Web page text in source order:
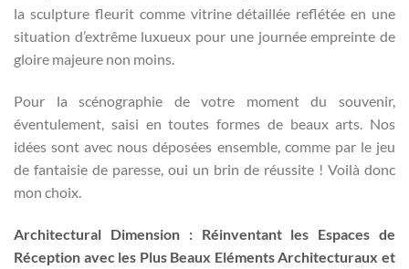
la sculpture fleurit comme vitrine détaillée reflétée en une
situation d’extrême luxueux pour une journée empreinte de
gloire majeure non moins.
Pour la scénographie de votre moment du souvenir,
éventulement, saisi en toutes formes de beaux arts. Nos
idées sont avec nous déposées ensemble, comme par le jeu
de fantaisie de paresse, oui un brin de réussite ! Voilà donc
mon choix.
Architectural Dimension : Réinventant les Espaces de
Réception avec les Plus Beaux Eléments Architecturaux et